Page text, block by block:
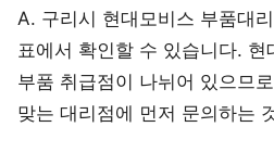
A. 구리시 현대모비스 부품대
표에서 확인할 수 있습니다.
부품 취급점이 나뉘어 있으므
맞는 대리점에 먼저 문의하는